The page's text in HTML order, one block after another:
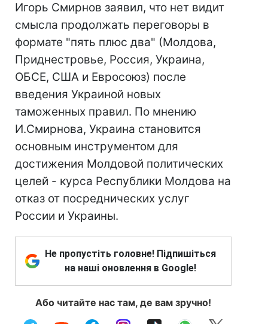
Игорь Смирнов заявил, что нет видит
смысла продолжать переговоры в
формате "пять плюс два" (Молдова,
Приднестровье, Россия, Украина,
ОБСЕ, США и Евросоюз) после
введения Украиной новых
таможенных правил. По мнению
И.Смирнова, Украина становится
основным инструментом для
достижения Молдовой политических
целей - курса Республики Молдова на
отказ от посреднических услуг
России и Украины.
Не пропустіть головне! Підпишіться
на наші оновлення в Google!
Або читайте нас там, де вам зручно!